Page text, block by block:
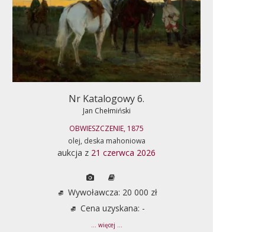
Nr Katalogowy 6.
Jan Chełmiński
OBWIESZCZENIE, 1875
olej, deska mahoniowa
aukcja z 21 czerwca 2026
Wywoławcza: 20 000 zł
Cena uzyskana: -
... więcej ...